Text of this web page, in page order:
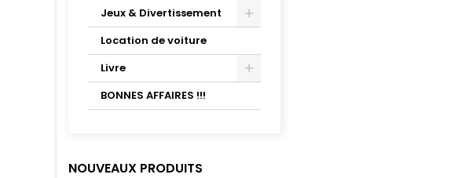
Jeux & Divertissement
Location de voiture
Livre
BONNES AFFAIRES !!!
NOUVEAUX PRODUITS